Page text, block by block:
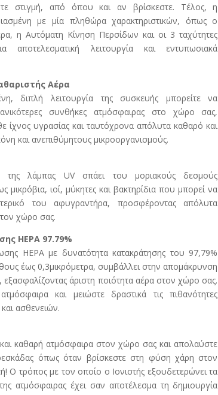
στιγμή, από όπου και αν βρίσκεστε. Τέλος, η
με μία πληθώρα χαρακτηριστικών, όπως ο
η Αυτόματη Κίνηση Περσίδων και οι 3 ταχύτητες
αποτελεσματική λειτουργία και εντυπωσιακά
Αέρα
διπλή λειτουργία της συσκευής μπορείτε να
συνθήκες ατμόσφαιρας στο χώρο σας,
ίχνος υγρασίας και ταυτόχρονα απόλυτα καθαρό και
και ανεπιθύμητους μικροοργανισμούς.
λάμπας UV σπάει του μοριακούς δεσμούς
μικρόβια, ιοί, μύκητες και βακτηρίδια που μπορεί να
του αφυγραντήρα, προσφέροντας απόλυτα
χώρο σας.
HEPA 97.79%
HEPA με δυνατότητα κατακράτησης του 97,79%
έως 0,3μικρόμετρα, συμβάλλει στην απομάκρυνση
εξασφαλίζοντας άριστη ποιότητα αέρα στον χώρο σας.
και μειώστε δραστικά τις πιθανότητες
ασθενειών.
καθαρή ατμόσφαιρα στον χώρο σας και απολαύστε
όπως όταν βρίσκεστε στη φύση χάρη στον
Ο τρόπος με τον οποίο o Ιονιστής εξουδετερώνει τα
ατμόσφαιρας έχει σαν αποτέλεσμα τη δημιουργία